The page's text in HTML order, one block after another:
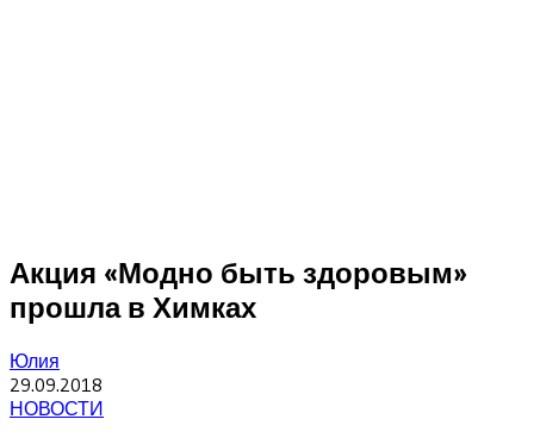
Акция «Модно быть здоровым»
прошла в Химках
Юлия
29.09.2018
НОВОСТИ